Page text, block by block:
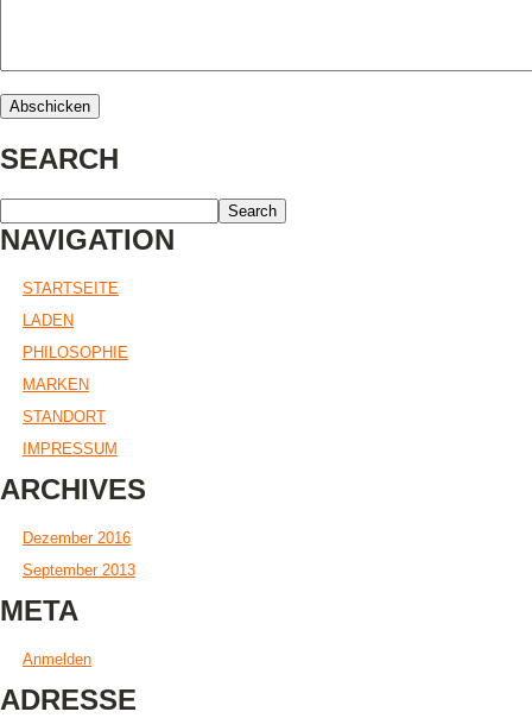
SEARCH
NAVIGATION
STARTSEITE
LADEN
PHILOSOPHIE
MARKEN
STANDORT
IMPRESSUM
ARCHIVES
Dezember 2016
September 2013
META
Anmelden
ADRESSE